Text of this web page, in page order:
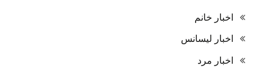
اخبار خانم
اخبار لیسانس
اخبار مرد